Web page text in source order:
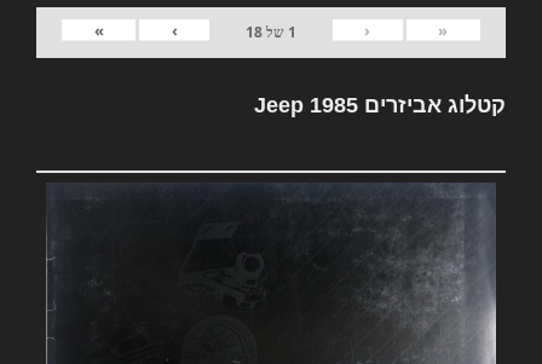
«
‹
1 של18
›
»
קטלוג אביזרים Jeep 1985